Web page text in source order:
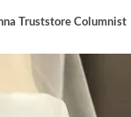
Truststore Columnist